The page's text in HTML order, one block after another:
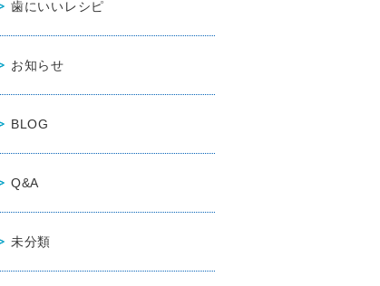
歯にいいレシピ
お知らせ
BLOG
Q&A
未分類